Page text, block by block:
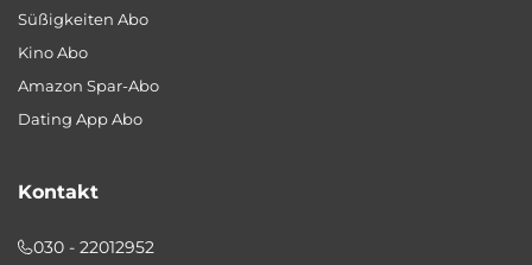
Süßigkeiten Abo
Kino Abo
Amazon Spar-Abo
Dating App Abo
Kontakt
030 - 22012952